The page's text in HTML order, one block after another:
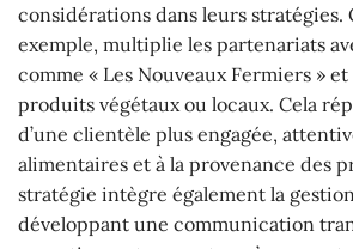
considérations dans leurs stratégies.
exemple, multiplie les partenariats
comme « Les Nouveaux Fermiers »
produits végétaux ou locaux. Cela
d’une clientèle plus engagée,
alimentaires et à la provenance des
stratégie intègre également la
développant une communication